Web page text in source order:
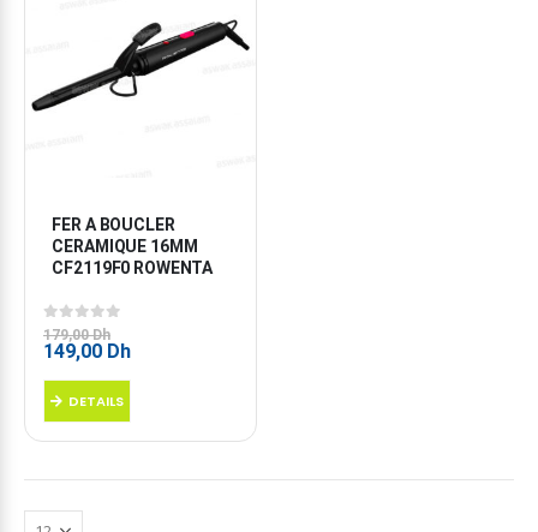
FER A BOUCLER
CERAMIQUE 16MM
CF2119F0 ROWENTA
0 sur 5
179,00Dh
Le
initial
était :
179,00 Dh.
149,00 DhLe
DETAILS